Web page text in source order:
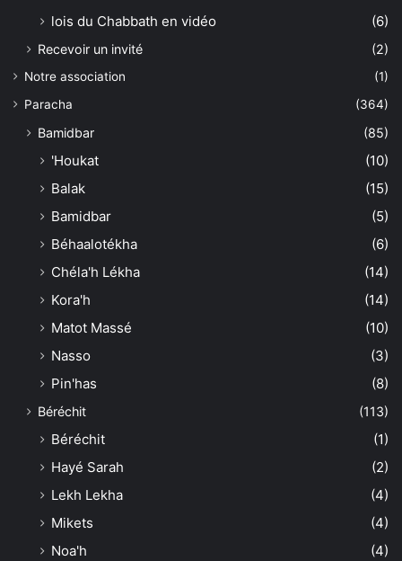
lois du Chabbath en vidéo (6)
Recevoir un invité (2)
Notre association
(1)
Paracha
(364)
Bamidbar (85)
'Houkat
(10)
Balak
(15)
Bamidbar
(5)
Béhaalotékha
(6)
Chéla'h Lékha
(14)
Kora'h
(14)
Matot Massé
(10)
Nasso
(3)
Pin'has
(8)
Béréchit (113)
Béréchit
(1)
Hayé Sarah
(2)
Lekh Lekha
(4)
Mikets
(4)
Noa'h
(4)